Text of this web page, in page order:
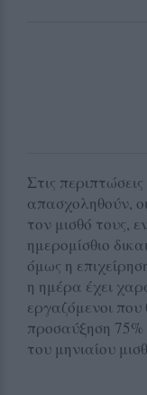
Στις
απασχοληθούν,
τον μισθό τους,
ημερομίσθιο
όμως η
η ημέρα έχει
εργαζόμενοι
προσαύξηση 75%
του μηνιαίου